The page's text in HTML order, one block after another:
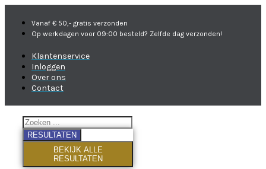
Vanaf € 50,- gratis verzonden
Op werkdagen voor 09:00 besteld? Zelfde dag verzonden!
Klantenservice
Inloggen
Over ons
Contact
RESULTATEN
BEKIJK ALLE
RESULTATEN